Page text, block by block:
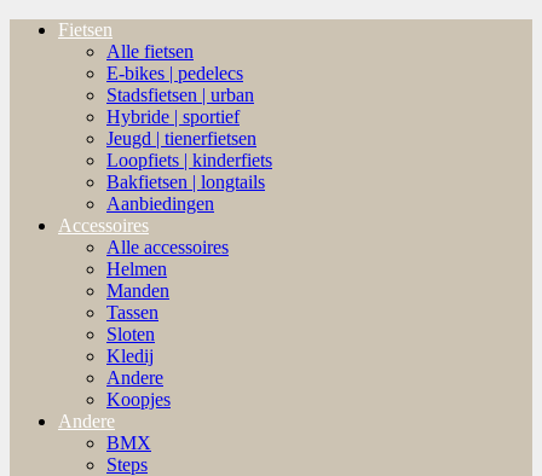
Fietsen
Alle fietsen
E-bikes | pedelecs
Stadsfietsen | urban
Hybride | sportief
Jeugd | tienerfietsen
Loopfiets | kinderfiets
Bakfietsen | longtails
Aanbiedingen
Accessoires
Alle accessoires
Helmen
Manden
Tassen
Sloten
Kledij
Andere
Koopjes
Andere
BMX
Steps